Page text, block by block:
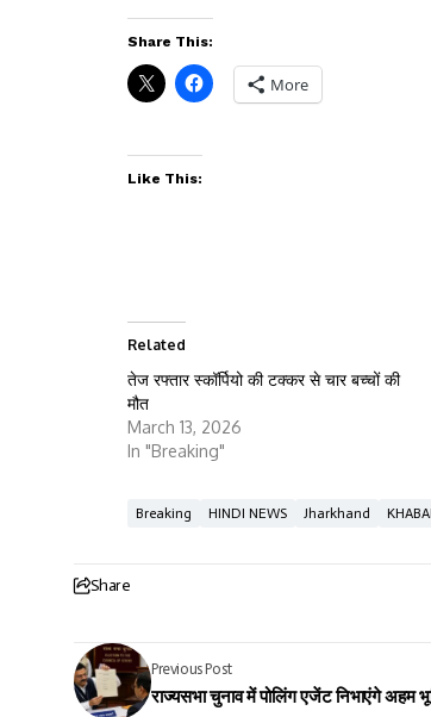
Share This:
More
Like This:
Related
तेज रफ्तार स्कॉर्पियो की टक्कर से चार बच्चों की
मौत
March 13, 2026
In "Breaking"
Breaking HINDI NEWS Jharkhand
Share
Previous Post
राज्यसभा चुनाव में पोलिंग एजेंट निभाएंगे अहम